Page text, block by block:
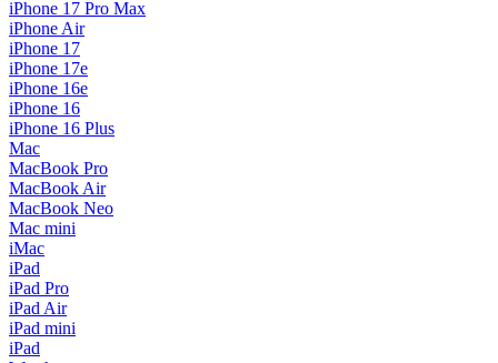
iPhone 17 Pro Max
iPhone Air
iPhone 17
iPhone 17e
iPhone 16e
iPhone 16
iPhone 16 Plus
Mac
MacBook Pro
MacBook Air
MacBook Neo
Mac mini
iMac
iPad
iPad Pro
iPad Air
iPad mini
iPad